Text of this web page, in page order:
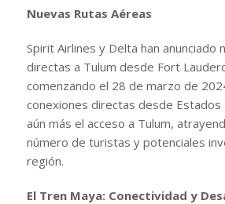
Nuevas Rutas Aéreas
Spirit Airlines y Delta han anunciado
directas a Tulum desde Fort
comenzando el 28 de marzo de
conexiones directas desde Estados
aún más el acceso a Tulum,
número de turistas y potenciales
región.
El Tren Maya: Conectividad y